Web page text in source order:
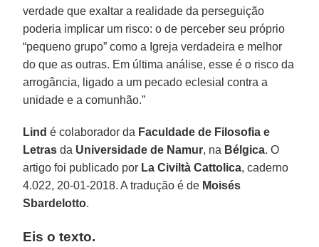
verdade que exaltar a realidade da perseguição
poderia implicar um risco: o de perceber seu próprio
“pequeno grupo” como a Igreja verdadeira e melhor
do que as outras. Em última análise, esse é o risco da
arrogância, ligado a um pecado eclesial contra a
unidade e a comunhão.”
Lind é colaborador da Faculdade de Filosofia e
Letras da Universidade de Namur, na Bélgica. O
artigo foi publicado por La Civiltà Cattolica, caderno
4.022, 20-01-2018. A tradução é de Moisés
Sbardelotto.
Eis o texto.